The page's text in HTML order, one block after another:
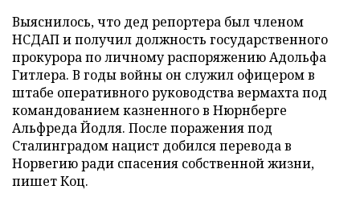
Выяснилось, что дед репортера был членом
НСДАП и получил должность государственного
прокурора по личному распоряжению Адольфа
Гитлера. В годы войны он служил офицером в
штабе оперативного руководства вермахта под
командованием казненного в Нюрнберге
Альфреда Йодля. После поражения под
Сталинградом нацист добился перевода в
Норвегию ради спасения собственной жизни,
пишет Коц.